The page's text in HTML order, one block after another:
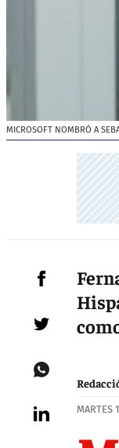
MICROSOFT NOMBRÓ A
MARTES